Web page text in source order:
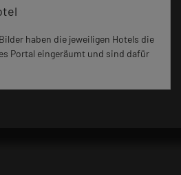
haben die jeweiligen Hotels die
Portal eingeräumt und sind dafür